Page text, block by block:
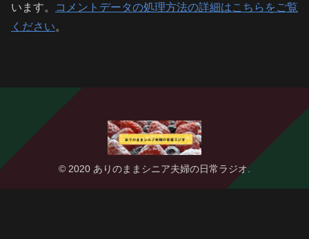
います。
コメントデータの処理方法の詳細はこちらをご覧
ください。
© 2020 ありのままシニア夫婦の日常ラジオ.